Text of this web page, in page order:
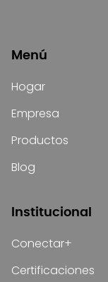
Menú
Hogar
Empresa
Productos
Blog
Institucional
Conectar+
Certificaciones